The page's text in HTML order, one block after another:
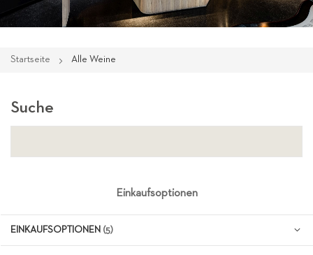
Startseite Alle Weine
Suche
Einkaufsoptionen
EINKAUFSOPTIONEN